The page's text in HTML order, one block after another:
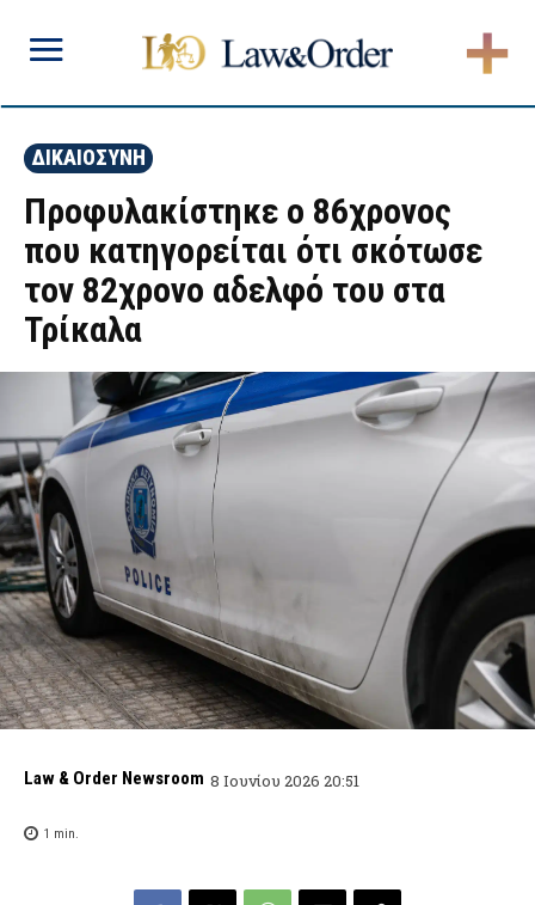
ΔΙΚΑΙΟΣΥΝΗ
Προφυλακίστηκε ο 86χρονος
που κατηγορείται ότι σκότωσε
τον 82χρονο αδελφό του στα
Τρίκαλα
Law & Order Newsroom 8 Ιουνίου 2026 20:51
1 min.